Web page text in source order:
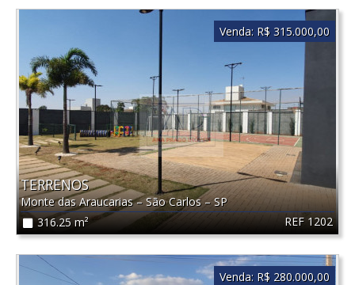
REF 1202
TERRENOS
Monte das Araucarias–São Carlos–SP
316.25 m²
Venda: R$ 315.000,00
Venda: R$ 280.000,00